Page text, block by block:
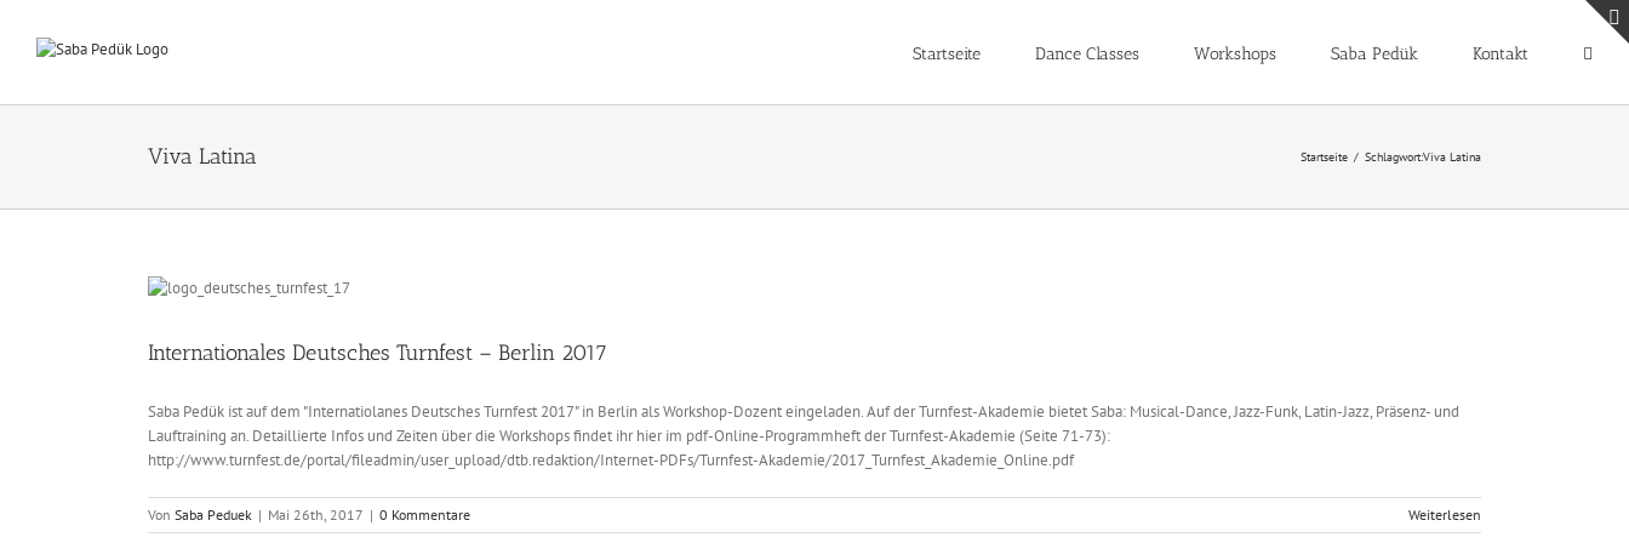
Inhalt
springen
Startseite Dance Classes Workshops Saba Pedük Kontakt
Viva Latina Startseite Schlagwort:Viva Latina
Internationales Deutsches Turnfest – Berlin 2017
Saba Pedük ist auf dem "Internatiolanes Deutsches Turnfest 2017" in Berlin als Workshop-Dozent eingeladen. Auf der Turnfest-Akademie bietet Saba: Musical-Dance, Jazz-Funk, Latin-Jazz, Präsenz- und
Lauftraining an. Detaillierte Infos und Zeiten über die Workshops findet ihr hier im pdf-Online-Programmheft der Turnfest-Akademie (Seite 71-73):
http://www.turnfest.de/portal/fileadmin/user_upload/dtb.redaktion/Internet-PDFs/Turnfest-Akademie/2017_Turnfest_Akademie_Online.pdf
Von Saba Peduek | Mai 26th, 2017 | 0 Kommentare Weiterlesen